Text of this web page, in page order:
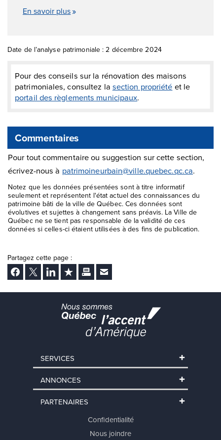
En savoir plus
Date de l’analyse patrimoniale : 2 décembre 2024
Pour des conseils sur la rénovation des maisons
patrimoniales, consultez la section propriété et le
portail des règlements municipaux.
Commentaires
Pour tout commentaire ou suggestion sur cette section,
écrivez-nous à patrimoineurbain@ville.quebec.qc.ca.
Notez que les données présentées sont à titre informatif
seulement et représentent l'état actuel des connaissances du
patrimoine bâti de la ville de Québec. Ces données sont
évolutives et sujettes à changement sans préavis. La Ville de
Québec ne se tient pas responsable de la validité de ces
données si celles-ci étaient utilisées à des fins de publication.
Partagez cette page :
Facebook
Twitter LinkedInAjouter aux favoris
ImprimerEnvoyer Ã un ami
SERVICES
ANNONCES
PARTENAIRES
Confidentialité
Nous joindre